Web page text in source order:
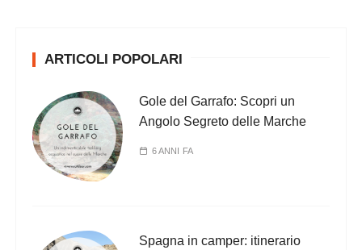
ARTICOLI POPOLARI
Gole del Garrafo: Scopri un
Angolo Segreto delle Marche
6 ANNI FA
Spagna in camper: itinerario